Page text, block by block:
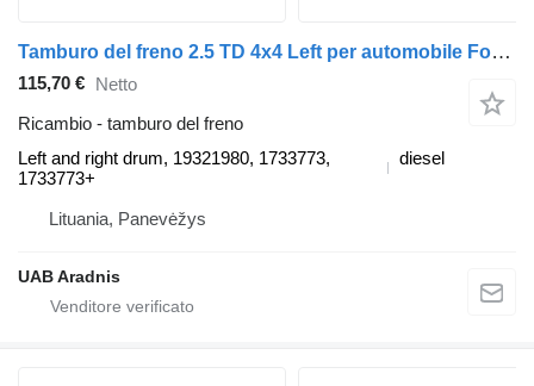
Tamburo del freno 2.5 TD 4x4 Left per automobile Ford RANGER (ER, EQ)
115,70 €
Netto
Ricambio - tamburo del freno
Left and right drum, 19321980, 1733773,
1733773+
diesel
Lituania, Panevėžys
UAB Aradnis